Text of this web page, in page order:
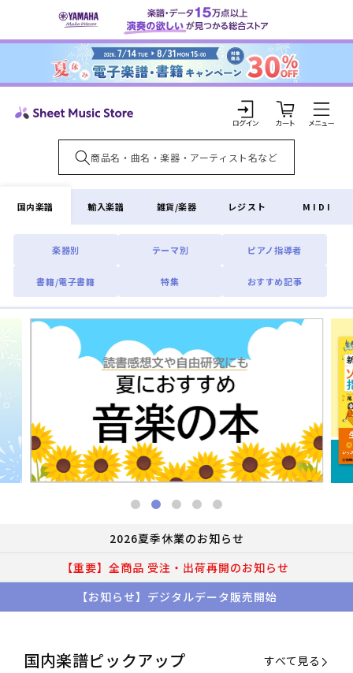
ンツに
ロ
グ
イ
ン
カ
ー
ト
国内楽譜
楽器別 テーマ別 ピアノ指導者
書籍/電子書籍 特集 おすすめ記事
輸入楽譜 雑貨/楽器 レジスト MIDI
2026夏季休業のお知らせ
【重要】全商品 受注・出荷再開のお知らせ
【お知らせ】デジタルデータ販売開始
国内楽譜ピックアップ すべて見る